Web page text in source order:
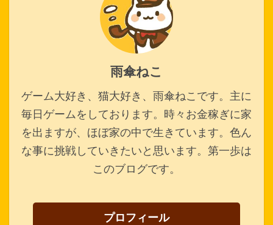
雨傘ねこ
ゲーム大好き、猫大好き、雨傘ねこです。主に
毎日ゲームをしております。時々お金稼ぎに家
を出ますが、ほぼ家の中で生きています。色ん
な事に挑戦していきたいと思います。第一歩は
このブログです。
プロフィール